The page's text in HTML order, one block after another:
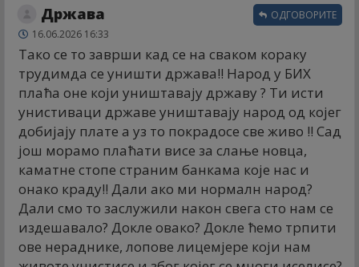
Држава
16.06.2026 16:33
Тако се то заврши кад се на сваком кораку
трудимда се уништи држава!! Народ у БИХ
плаћа оне који уништавају државу ? Ти исти
унистиваци државе уништавају народ од којег
добијају плате а уз то покрадосе све живо !! Сад
још морамо плаћати висе за слање новца,
каматне стопе страним банкама које нас и
онако краду!! Дали ако ми нормалн народ?
Дали смо то заслужили након свега сто нам се
издешавало? Докле овако? Докле ћемо трпити
ове нераднике, лопове лицемјере који нам
ОДГОВОРИТЕ